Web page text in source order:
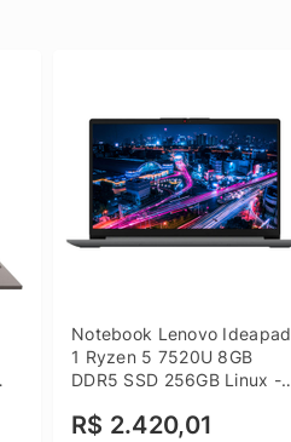
Notebook Lenovo Ideapad
1 Ryzen 5 7520U 8GB
DDR5 SSD 256GB Linux -
R$ 2.420,01